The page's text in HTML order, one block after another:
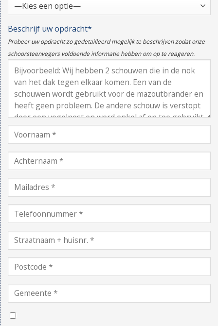
Beschrijf uw opdracht*
Probeer uw opdracht zo gedetailleerd mogelijk te beschrijven zodat onze
schoorsteenvegers voldoende informatie hebben om op te reageren.